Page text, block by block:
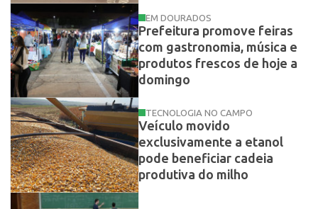
EM DOURADOS
Prefeitura promove feiras
com gastronomia, música e
produtos frescos de hoje a
domingo
TECNOLOGIA NO CAMPO
Veículo movido
exclusivamente a etanol
pode beneficiar cadeia
produtiva do milho